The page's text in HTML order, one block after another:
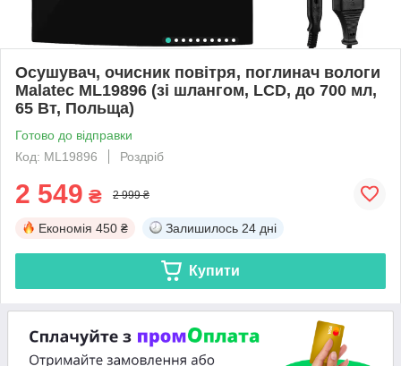
Осушувач, очисник повітря, поглинач вологи
Malatec ML19896 (зі шлангом, LCD, до 700 мл,
65 Вт, Польща)
Готово до відправки
Код: ML19896
Роздріб
2 549 ₴ 2 999 ₴
Економія 450 ₴ Залишилось 24 дні
Купити